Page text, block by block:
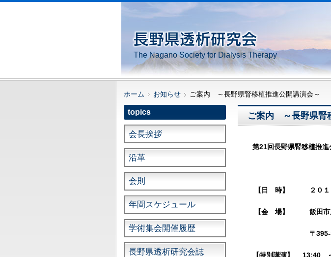
The Nagano Society for Dialysis Therapy
ホーム お知らせ ご案内 ～長野県腎移植推進公開講演会～
ご案内 ～長野県腎
第21回長野県腎移植推進
【日 時】 ２０１
【会 場】 飯田市
〒395-8502長野
【特別講演】 13:40
topics
会長挨拶
沿革
会則
年間スケジュール
学術集会開催履歴
長野県透析研究会誌